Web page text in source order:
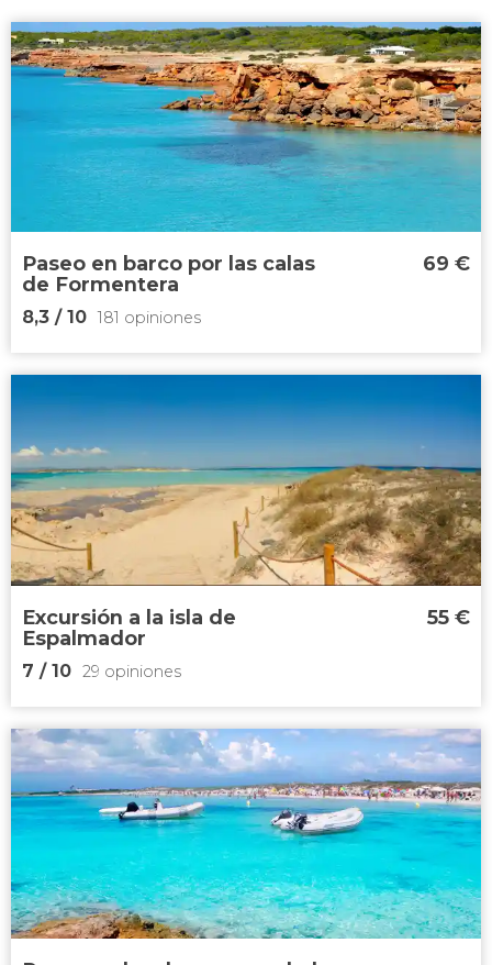
Paseo en barco por las calas
de Formentera
8,3 / 10 181 opiniones
69 €
8,3


181 opiniones
paseo en barco por las calas de
Formentera
Cala Saona y Ses Illetes
Excursión a la isla de
Espalmador
7 / 10 29 opiniones
55 €
7


29 opiniones
excursión a la isla de Espalmador
enclave situado entre Ibiza y
Formentera
podréis practicar snorkel